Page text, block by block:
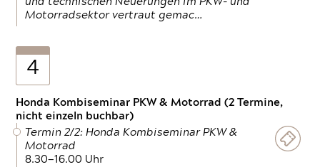
Motorradsektor vertraut gemac…
4
Honda Kombiseminar PKW & Motorrad (2 Termine,
nicht einzeln buchbar)
Termin 2/2: Honda Kombiseminar PKW &
Motorrad
8.30—16.00 Uhr